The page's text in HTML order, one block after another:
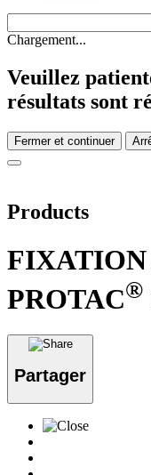
Chargement...
Veuillez
résultats sont
Fermer et continuer
Products
PROTAC®
Partager